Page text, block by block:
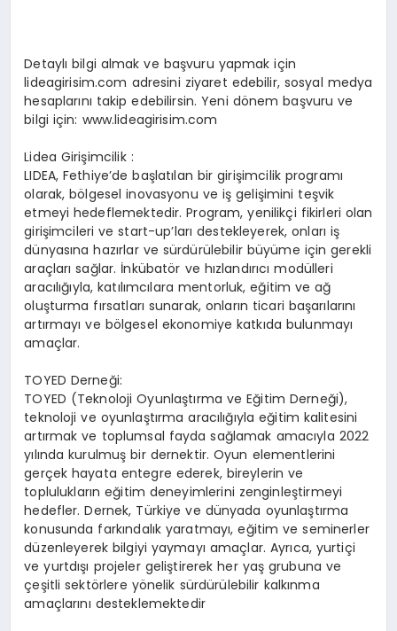
Detaylı bilgi almak ve başvuru yapmak için
lideagirisim.com adresini ziyaret edebilir, sosyal medya
hesaplarını takip edebilirsin. Yeni dönem başvuru ve
bilgi için: www.lideagirisim.com
Lidea Girişimcilik :
LIDEA, Fethiye’de başlatılan bir girişimcilik programı
olarak, bölgesel inovasyonu ve iş gelişimini teşvik
etmeyi hedeflemektedir. Program, yenilikçi fikirleri olan
girişimcileri ve start-up’ları destekleyerek, onları iş
dünyasına hazırlar ve sürdürülebilir büyüme için gerekli
araçları sağlar. İnkübatör ve hızlandırıcı modülleri
aracılığıyla, katılımcılara mentorluk, eğitim ve ağ
oluşturma fırsatları sunarak, onların ticari başarılarını
artırmayı ve bölgesel ekonomiye katkıda bulunmayı
amaçlar.
TOYED Derneği:
TOYED (Teknoloji Oyunlaştırma ve Eğitim Derneği),
teknoloji ve oyunlaştırma aracılığıyla eğitim kalitesini
artırmak ve toplumsal fayda sağlamak amacıyla 2022
yılında kurulmuş bir dernektir. Oyun elementlerini
gerçek hayata entegre ederek, bireylerin ve
toplulukların eğitim deneyimlerini zenginleştirmeyi
hedefler. Dernek, Türkiye ve dünyada oyunlaştırma
konusunda farkındalık yaratmayı, eğitim ve seminerler
düzenleyerek bilgiyi yaymayı amaçlar. Ayrıca, yurtiçi
ve yurtdışı projeler geliştirerek her yaş grubuna ve
çeşitli sektörlere yönelik sürdürülebilir kalkınma
amaçlarını desteklemektedir​